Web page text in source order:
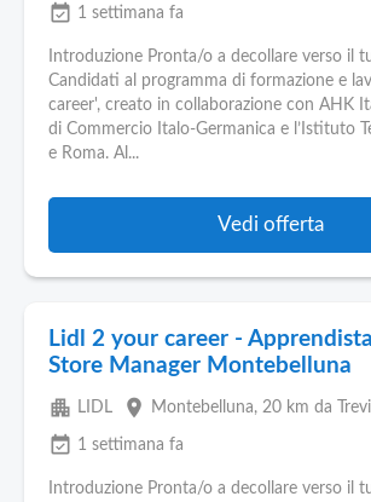
event_available 1 settimana fa
Introduzione Pronta/o a decollare verso il
Candidati al programma di formazione e
career', creato in collaborazione con AHK
di Commercio Italo-Germanica e l’Istituto
e Roma. Al...
Vedi offerta
Lidl 2 your career -
Store Manager Montebelluna
apartment LIDL place Montebelluna, 20 km da
event_available 1 settimana fa
Introduzione Pronta/o a decollare verso il